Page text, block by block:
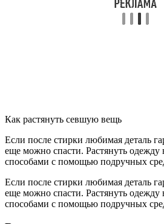
Как растянуть севшую вещь
Если после стирки любимая деталь
еще можно спасти. Растянуть
способами с помощью подручных
Если после стирки любимая деталь
еще можно спасти. Растянуть
способами с помощью подручных